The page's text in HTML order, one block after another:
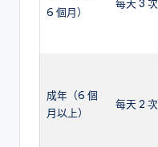
6 個月）
每天 3 次
成年（6 個
月以上）
每天 2 次